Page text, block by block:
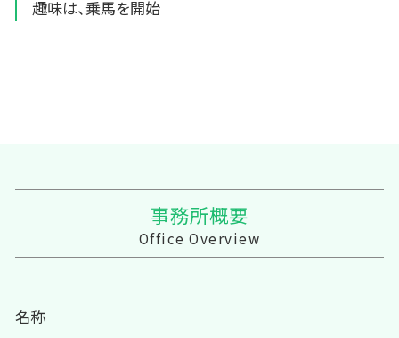
趣味は、乗馬を開始
事務所概要
Office Overview
名称